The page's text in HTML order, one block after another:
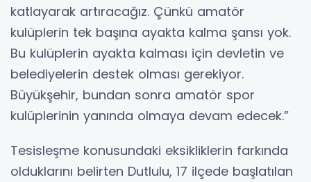
katlayarak artıracağız. Çünkü amatör
kulüplerin tek başına ayakta kalma şansı yok.
Bu kulüplerin ayakta kalması için devletin ve
belediyelerin destek olması gerekiyor.
Büyükşehir, bundan sonra amatör spor
kulüplerinin yanında olmaya devam edecek.”
Tesisleşme konusundaki eksikliklerin farkında
olduklarını belirten Dutlulu, 17 ilçede başlatılan